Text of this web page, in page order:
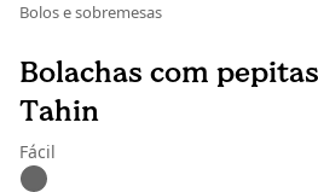
Bolos e sobremesas
Bolachas com
Tahin
Fácil